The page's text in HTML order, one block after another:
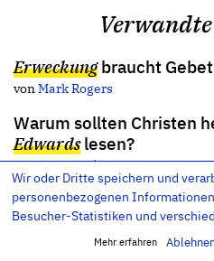
Erweckungbraucht Gebet
vonMark Rogers
Warum sollten Christen
Edwardslesen?
vonJeremy Kimble
Mit ganzemHerzenund
vonJohn Piper
Wir oder Dritte speichern und
personenbezogenen
Besucher-Statistiken und
Mehr erfahren